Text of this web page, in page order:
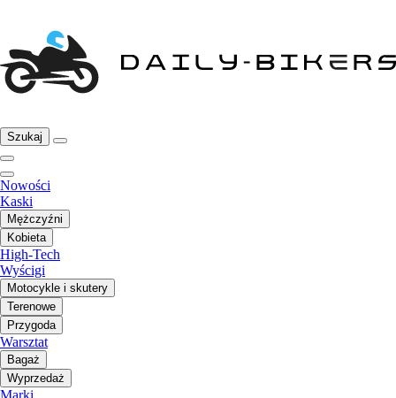
Szukaj
Nowości
Kaski
Mężczyźni
Kobieta
High-Tech
Wyścigi
Motocykle i skutery
Terenowe
Przygoda
Warsztat
Bagaż
Wyprzedaż
Marki